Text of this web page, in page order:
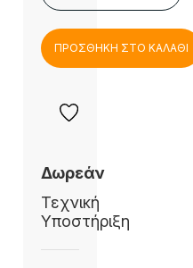
ΠΡΟΣΘΗΚΗ ΣΤΟ ΚΑΛΑΘΙ
Δωρεάν
Τεχνική
Υποστήριξη